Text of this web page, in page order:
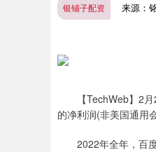
银铺子配资 来源：
【TechWeb】2
的净利润(非美国通用
2022年全年，百